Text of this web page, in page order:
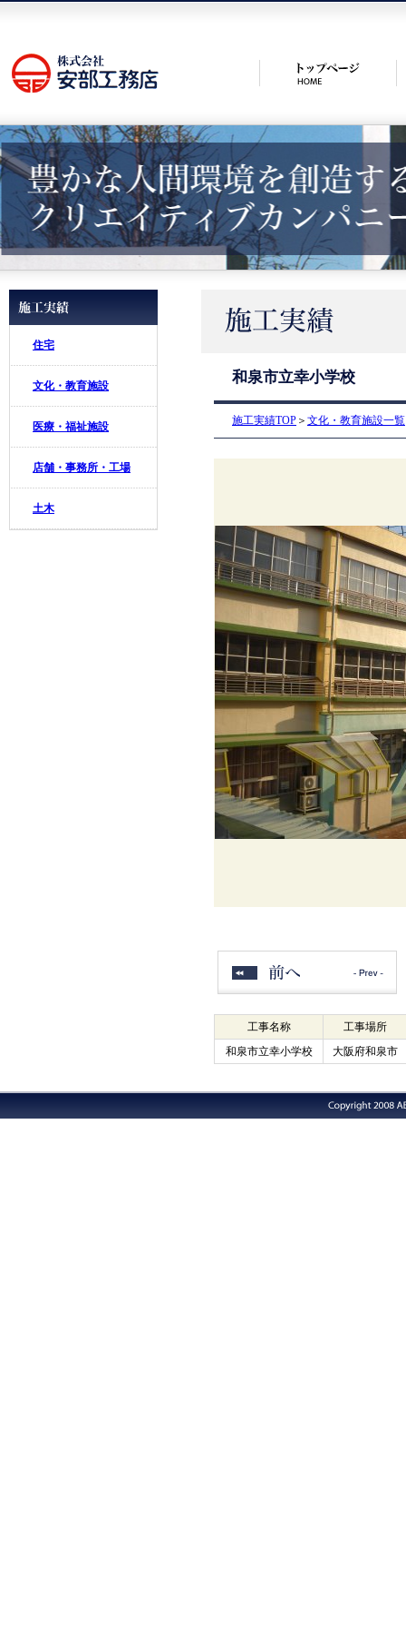
住宅
文化・教育施設
医療・福祉施設
店舗・事務所・工場
土木
和泉市立幸小学校
施工実績TOP ＞ 文化・教育施設一覧
工事名称
工事場所
和泉市立幸小学校
大阪府和泉市